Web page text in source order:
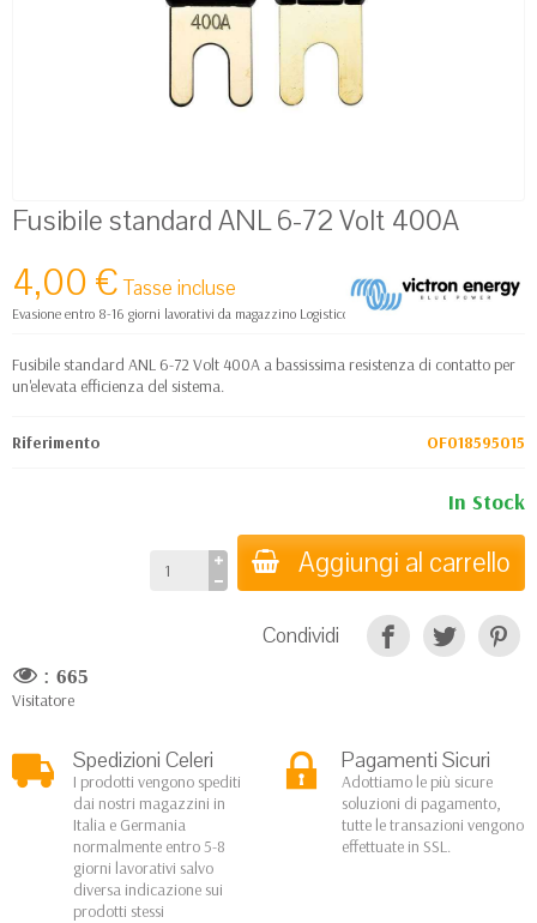
Fusibile standard ANL 6-72 Volt 400A
4,00 € Tasse incluse
Evasione entro 8-16 giorni lavorativi da magazzino Logistico Europa
Fusibile standard ANL 6-72 Volt 400A a bassissima resistenza di contatto per
un'elevata efficienza del sistema.
Riferimento OF018595015
In Stock
Aggiungi al carrello
Condividi
: 665
Visitatore
Spedizioni Celeri
I prodotti vengono spediti
dai nostri magazzini in
Italia e Germania
normalmente entro 5-8
giorni lavorativi salvo
diversa indicazione sui
prodotti stessi
Pagamenti Sicuri
Adottiamo le più sicure
soluzioni di pagamento,
tutte le transazioni vengono
effettuate in SSL.